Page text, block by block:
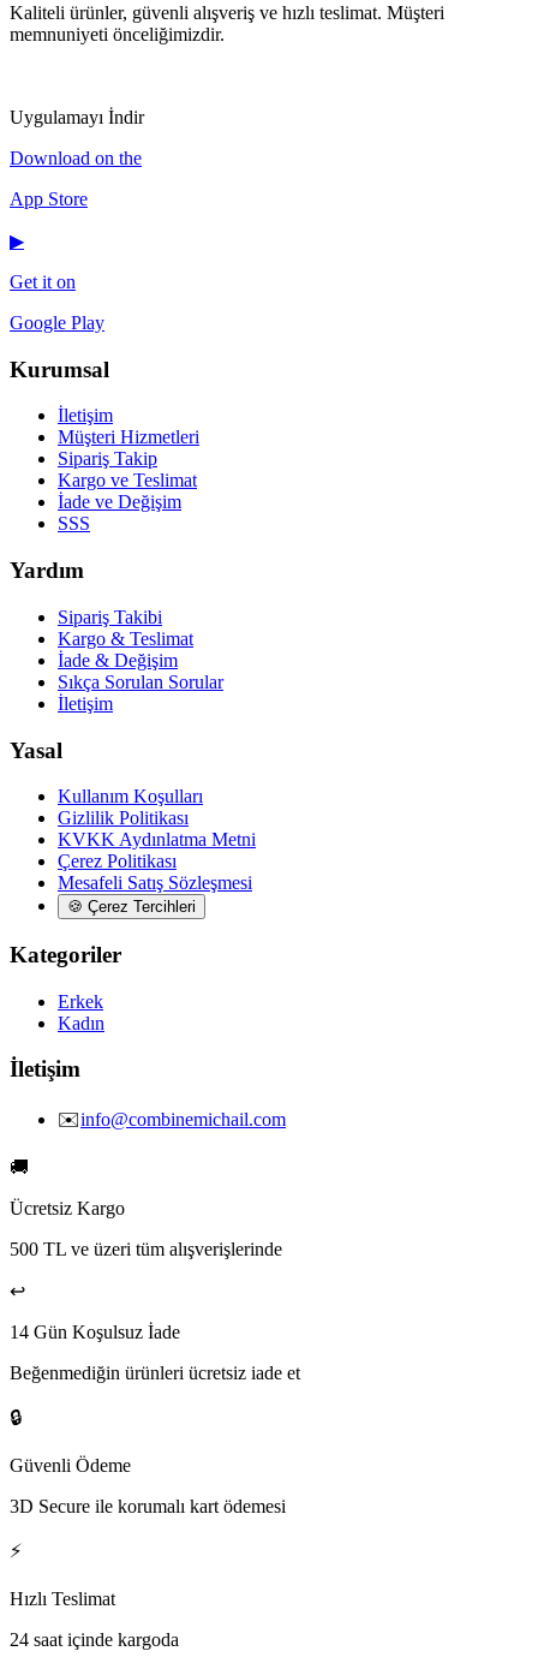
Kaliteli ürünler, güvenli alışveriş ve hızlı teslimat. Müşteri
memnuniyeti önceliğimizdir.
Uygulamayı İndir
Download on the
App Store
▶
Get it on
Google Play
Kurumsal
İletişim
Müşteri Hizmetleri
Sipariş Takip
Kargo ve Teslimat
İade ve Değişim
SSS
Yardım
Sipariş Takibi
Kargo & Teslimat
İade & Değişim
Sıkça Sorulan Sorular
İletişim
Yasal
Kullanım Koşulları
Gizlilik Politikası
KVKK Aydınlatma Metni
Çerez Politikası
Mesafeli Satış Sözleşmesi
🍪 Çerez Tercihleri
Kategoriler
Erkek
Kadın
İletişim
✉️info@combinemichail.com
🚚
Ücretsiz Kargo
500 TL ve üzeri tüm alışverişlerinde
↩️
14 Gün Koşulsuz İade
Beğenmediğin ürünleri ücretsiz iade et
🔒
Güvenli Ödeme
3D Secure ile korumalı kart ödemesi
⚡
Hızlı Teslimat
24 saat içinde kargoda